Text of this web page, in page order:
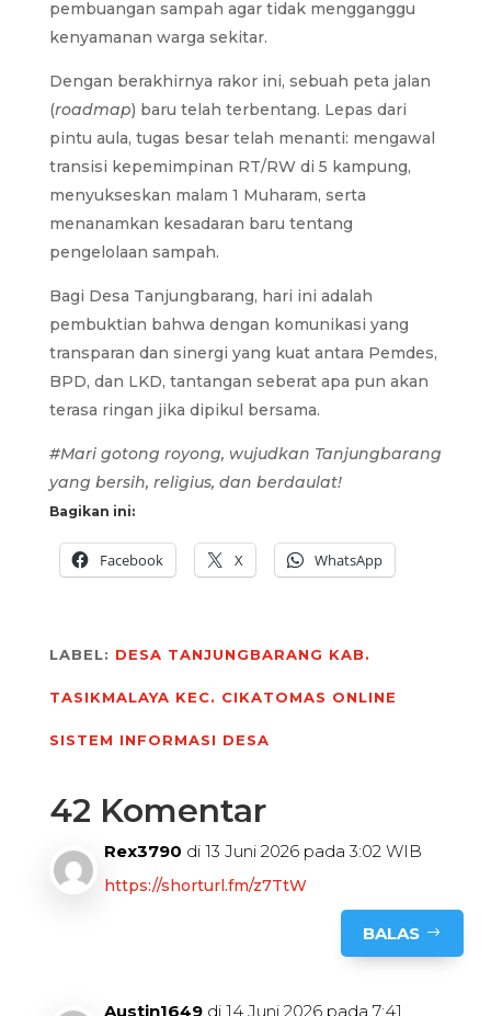
pembuangan sampah agar tidak mengganggu
kenyamanan warga sekitar.
Dengan berakhirnya rakor ini, sebuah peta jalan
(roadmap) baru telah terbentang. Lepas dari
pintu aula, tugas besar telah menanti: mengawal
transisi kepemimpinan RT/RW di 5 kampung,
menyukseskan malam 1 Muharam, serta
menanamkan kesadaran baru tentang
pengelolaan sampah.
Bagi Desa Tanjungbarang, hari ini adalah
pembuktian bahwa dengan komunikasi yang
transparan dan sinergi yang kuat antara Pemdes,
BPD, dan LKD, tantangan seberat apa pun akan
terasa ringan jika dipikul bersama.
#Mari gotong royong, wujudkan Tanjungbarang
yang bersih, religius, dan berdaulat!
Bagikan ini:
Facebook X WhatsApp
LABEL: DESA TANJUNGBARANG KAB.
TASIKMALAYA KEC. CIKATOMAS ONLINE
SISTEM INFORMASI DESA
42 Komentar
Rex3790 di 13 Juni 2026 pada 3:02 WIB
https://shorturl.fm/z7TtW
BALAS
Austin1649 di 14 Juni 2026 pada 7:41